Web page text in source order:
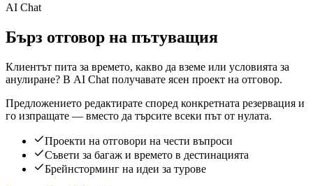
AI Chat
Бърз отговор на пътуващия
Клиентът пита за времето, какво да вземе или условията за
анулиране? В AI Chat получавате ясен проект на отговор.
Предложението редактирате според конкретната резервация и
го изпращате — вместо да търсите всеки път от нулата.
Проекти на отговори на чести въпроси
Съвети за багаж и времето в дестинацията
Брейнсторминг на идеи за турове